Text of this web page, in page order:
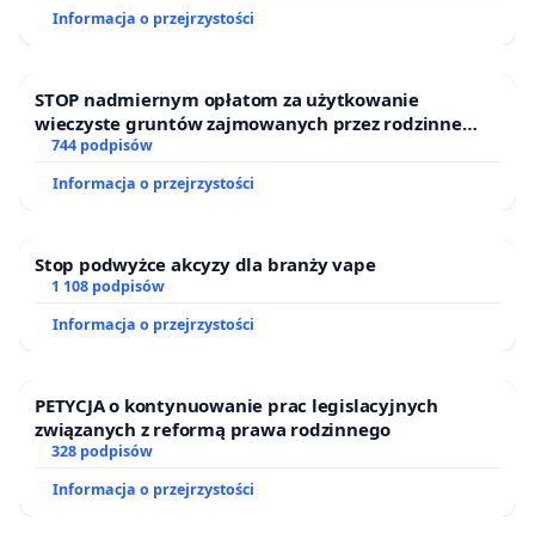
Informacja o przejrzystości
STOP nadmiernym opłatom za użytkowanie
wieczyste gruntów zajmowanych przez rodzinne
ogrody działkowe.
744 podpisów
Informacja o przejrzystości
Stop podwyżce akcyzy dla branży vape
1 108 podpisów
Informacja o przejrzystości
PETYCJA o kontynuowanie prac legislacyjnych
związanych z reformą prawa rodzinnego
328 podpisów
Informacja o przejrzystości